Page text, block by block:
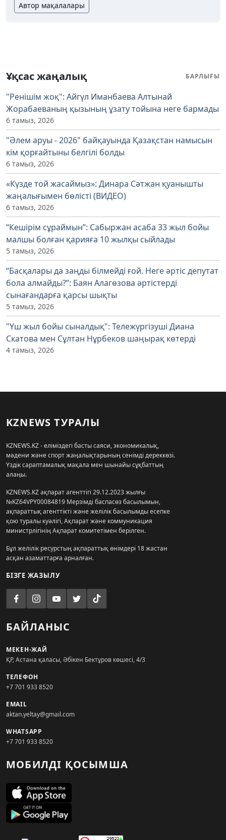
Автор мақалалары
Ұқсас жаңалық БАРЛЫҒЫ
"Ренішім жоқ": Айгүл Иманбаева Алтынай
Жорабаеваның қызының ұзату тойына неге бармады
6 тамыз, 2026
"Әлем аруы - 2026" байқауында Қазақстан намысын
кім қорғайтыны белгілі болды
6 тамыз, 2026
«Күзде той жасаймыз»: Динара Сәтжан қуанышты
жаңалығымен бөлісті (ВИДЕО)
6 тамыз, 2026
“Кешірім сұраймын”: Сабыржан асаба 33 жыл бойы
малшы болған қарияға 10 жылқы сыйлады
5 тамыз, 2026
“Басқалары да заңды білмейді ғой. Неге әртіс депутат
бола алмайды?”: Баян Алагөзова әртістерді
сынағандарға қарсы шықты
5 тамыз, 2026
"Үш жыл бойы сыналдық": Тележүргізуші Диана
Скатова мен Сұлтан Нұрбеков шаңырақ көтерді
4 тамыз, 2026
KZNEWS ТУРАЛЫ
KZNEWS.KZ - еліміздегі басты саяси, экономикалық,
мәдени және спорт жаңалықтарының сенімді дереккөзі.
Үздік сараптамалық мақала мен шынайы сұқбаттың
алаңы.
KZNEWS.KZ ақпарат агенттігі 29.12.2023 жылғы
№KZ64VPY00084819 Мерзімді баспасөз басылымын,
ақпараттық агенттікті және желілік басылымды есепке
қою туралы куәлігі, Ақпарат және коммуникация
министрлігінің Ақпарат комитетімен берілген.
Бұл желілік ресурстың ақпараттық өнімдері 18 жастан
асқан азаматтарға арналған.
БІЗГЕ ЖАЗЫЛУ
БАЙЛАНЫС
МЕКЕН-ЖАЙ
ҚР, Астана қаласы, Әбікен Бектұров көшесі, 4/3
ТЕЛЕФОН
+7 701 933 8520
EMAIL
aktan.yeltay@gmail.com
WHATSAPP
+7 701 933 8520
МОБИЛДІ ҚОСЫМША